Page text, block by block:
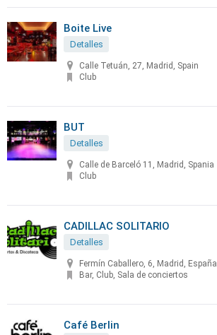
Boite Live
Detalles
Calle Tetuán, 27, Madrid, Spain
Club
BUT
Detalles
Calle de Barceló 11, Madrid, Spania
Club
CADILLAC SOLITARIO
Detalles
Fermín Caballero, 6, Madrid, España
Bar, Club, Sala de conciertos
Café Berlin